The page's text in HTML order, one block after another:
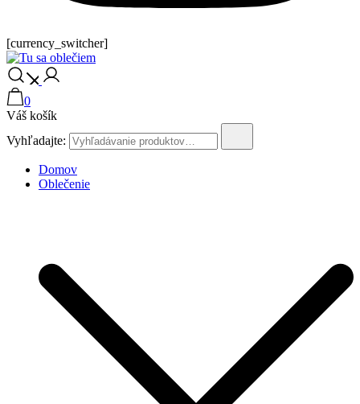
[currency_switcher]
Tu sa oblečiem
0
Váš košík
Vyhľadajte:
Domov
Oblečenie